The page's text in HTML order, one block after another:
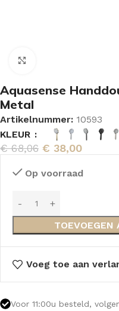
Aquasense
Metal
Artikelnummer: 10593
KLEUR
€68,06 € 38,00
Op voorraad
TOEVOEGEN
Voeg toe aan
Voor 11:00u besteld,